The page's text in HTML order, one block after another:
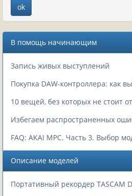
В помощь начинающим
Запись живых выступлений
Покупка DAW-контроллера: как
10 вещей, без которых не стоит
Избегаем распространенных
FAQ: AKAI MPC. Часть 3. Выбор
Описание моделей
Портативный рекордер TASCAM